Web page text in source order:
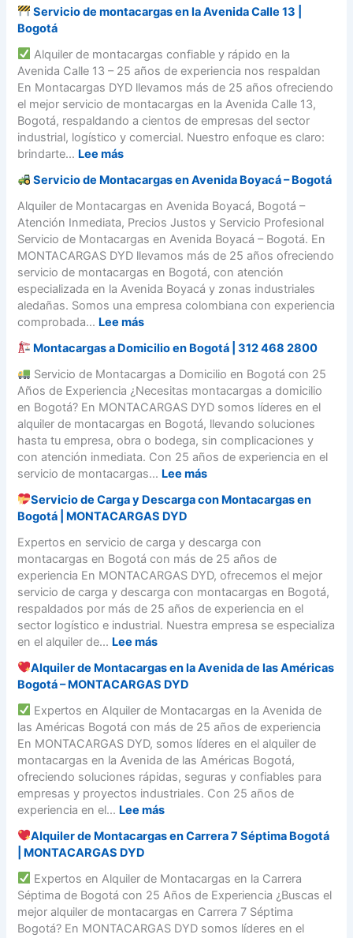
e
g
i
r
?
e
n
o
l
o
m
b
i
a
n
l
u
a
d
o
m
p
a
r
o
s
e
i
d
a
a
r
a
u
p
o
e
c
t
o
e
n
a
o
a
g
a
s
e
B
o
o
á
?
G
u
í
a
a
a
s
o
S
r
v
i
c
i
o
d
M
a
s
n
A
v
e
n
i
d
a
6
,
B
o
g
o
t
á
–
¡
s
t
a
m
o
s
C
e
r
a
y
L
i
Servicio de montacargas en la Avenida Calle 13 |
Bogotá
Alquiler de montacargas confiable y rápido en la
Avenida Calle 13 – 25 años de experiencia nos respaldan
En Montacargas DYD llevamos más de 25 años ofreciendo
el mejor servicio de montacargas en la Avenida Calle 13,
Bogotá, respaldando a cientos de empresas del sector
industrial, logístico y comercial. Nuestro enfoque es claro:
brindarte... Lee más:
S
e
v
i
c
i
o
d
m
t
c
a
a
s
n
l
a
A
v
e
n
i
d
C
a
l
l
e
1
3
|
B
g
o
t
á
Servicio de Montacargas en Avenida Boyacá – Bogotá
Alquiler de Montacargas en Avenida Boyacá, Bogotá –
Atención Inmediata, Precios Justos y Servicio Profesional
Servicio de Montacargas en Avenida Boyacá – Bogotá. En
MONTACARGAS DYD llevamos más de 25 años ofreciendo
servicio de montacargas en Bogotá, con atención
especializada en la Avenida Boyacá y zonas industriales
aledañas. Somos una empresa colombiana con experiencia
comprobada... Lee más:
S
e
r
v
i
c
o
e
M
n
t
a
r
a
s
n
A
v
e
n
i
d
a
B
y
a
c
á
Montacargas a Domicilio en Bogotá | 312 468 2800
Servicio de Montacargas a Domicilio en Bogotá con 25
Años de Experiencia ¿Necesitas montacargas a domicilio
en Bogotá? En MONTACARGAS DYD somos líderes en el
alquiler de montacargas en Bogotá, llevando soluciones
hasta tu empresa, obra o bodega, sin complicaciones y
con atención inmediata. Con 25 años de experiencia en el
servicio de montacargas... Lee más:
M
n
t
a
c
a
r
s
o
m
i
o
B
o
g
Servicio de Carga y Descarga con Montacargas en
Bogotá | MONTACARGAS DYD
Expertos en servicio de carga y descarga con
montacargas en Bogotá con más de 25 años de
experiencia En MONTACARGAS DYD, ofrecemos el mejor
servicio de carga y descarga con montacargas en Bogotá,
respaldados por más de 25 años de experiencia en el
sector logístico e industrial. Nuestra empresa se especializa
en el alquiler de... Lee más:
S
e
r
v
i
c
i
o
d
C
r
g
y
Alquiler de Montacargas en la Avenida de las Américas
Bogotá – MONTACARGAS DYD
Expertos en Alquiler de Montacargas en la Avenida de
las Américas Bogotá con más de 25 años de experiencia
En MONTACARGAS DYD, somos líderes en el alquiler de
montacargas en la Avenida de las Américas Bogotá,
ofreciendo soluciones rápidas, seguras y confiables para
empresas y proyectos industriales. Con 25 años de
experiencia en el... Lee más:
A
q
u
i
l
Alquiler de Montacargas en Carrera 7 Séptima Bogotá
| MONTACARGAS DYD
Expertos en Alquiler de Montacargas en la Carrera
Séptima de Bogotá con 25 Años de Experiencia ¿Buscas el
mejor alquiler de montacargas en Carrera 7 Séptima
Bogotá? En MONTACARGAS DYD somos líderes en el